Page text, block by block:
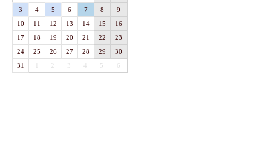
3
4 5 6 7 8
9
10
11 12 13 14 15
16
17
18 19 20 21 22
23
24
25 26 27 28 29
30
31
1 3 4 5 6